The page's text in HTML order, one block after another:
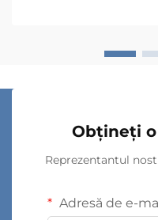
Obțineți
Reprezentantul
Adresă de e-